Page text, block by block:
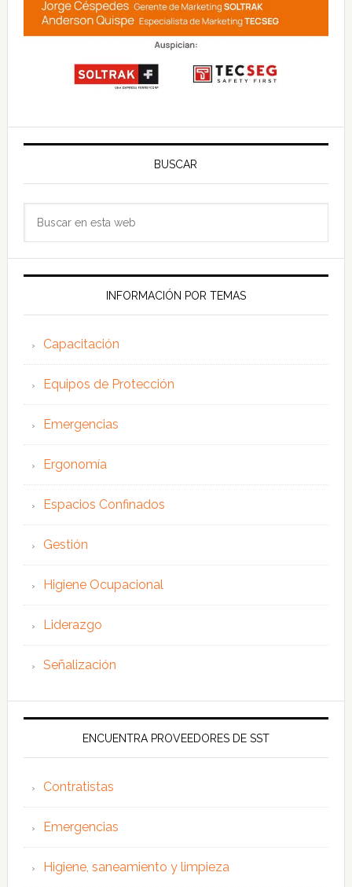
BUSCAR
web
INFORMACIÓN POR TEMAS
Capacitación
Equipos de Protección
Emergencias
Ergonomía
Espacios Confinados
Gestión
Higiene Ocupacional
Liderazgo
Señalización
ENCUENTRA PROVEEDORES DE SST
Contratistas
Emergencias
Higiene, saneamiento y limpieza